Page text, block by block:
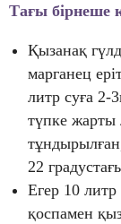
Тағы бірнеше
Қызанақ
марганец
литр суға 2-
түпке жарты
22
Егер 10
қоспамен